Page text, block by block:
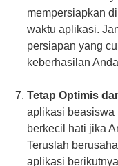
mempersiapkan
waktu aplikasi.
persiapan yang
keberhasilan
Tetap Optimis
aplikasi beasiswa
berkecil hati jika
Teruslah
aplikasi